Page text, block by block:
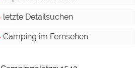
letzte Detailsuchen
Camping im Fernsehen